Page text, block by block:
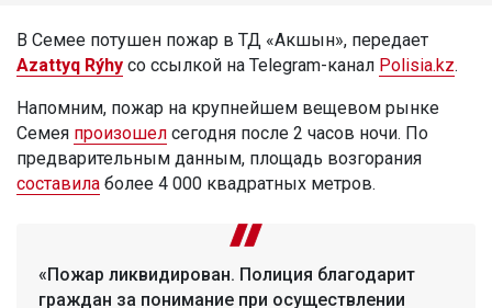
В Семее потушен пожар в ТД «Акшын», передает
Azattyq Rýhy со ссылкой на Telegram-канал Polisia.kz.
Напомним, пожар на крупнейшем вещевом рынке
Семея произошел сегодня после 2 часов ночи. По
предварительным данным, площадь возгорания
составила более 4 000 квадратных метров.
«Пожар ликвидирован. Полиция благодарит
граждан за понимание при осуществлении